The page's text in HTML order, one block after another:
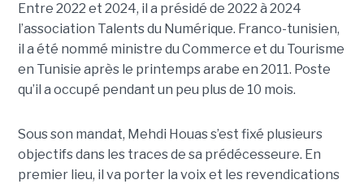
Entre 2022 et 2024, il a présidé de 2022 à 2024
l’association Talents du Numérique. Franco-tunisien,
il a été nommé ministre du Commerce et du Tourisme
en Tunisie après le printemps arabe en 2011. Poste
qu’il a occupé pendant un peu plus de 10 mois.
Sous son mandat, Mehdi Houas s’est fixé plusieurs
objectifs dans les traces de sa prédécesseure. En
premier lieu, il va porter la voix et les revendications